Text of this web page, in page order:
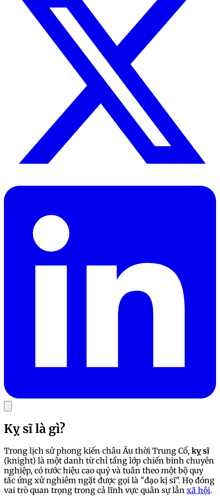
Kỵ sĩ là gì?
Trong lịch sử phong kiến châu Âu thời Trung Cổ, kỵ sĩ
(knight) là một danh từ chỉ tầng lớp chiến binh chuyên
nghiệp, có tước hiệu cao quý và tuân theo một bộ quy
tắc ứng xử nghiêm ngặt được gọi là "đạo kị sĩ". Họ đóng
vai trò quan trọng trong cả lĩnh vực quân sự lẫn xã hội.